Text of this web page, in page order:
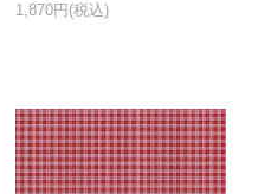
1,870円(税込)